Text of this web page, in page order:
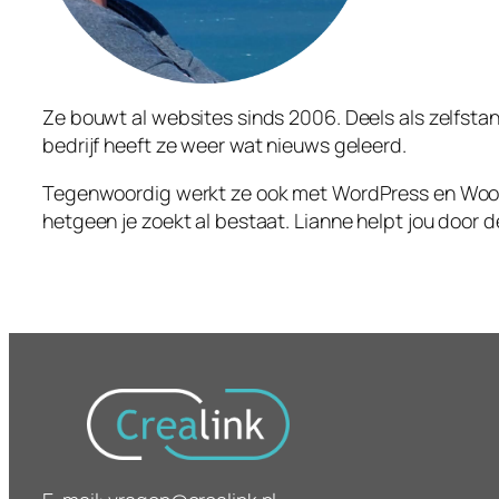
Ze bouwt al websites sinds 2006. Deels als
bedrijf heeft ze weer wat nieuws geleerd.
Tegenwoordig werkt ze ook met WordPress en
hetgeen je zoekt al bestaat. Lianne helpt jou door